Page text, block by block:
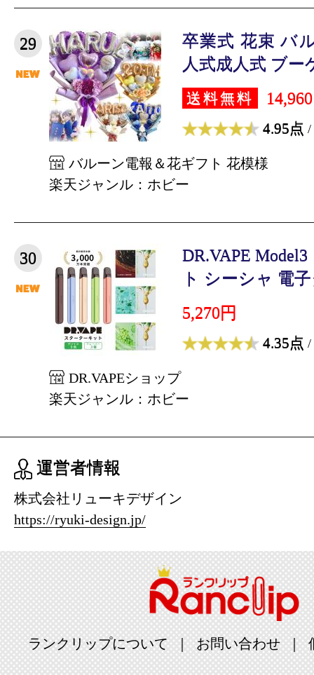
29
卒業式 花束 バ
人式成人式 ブ
送料無料
4.95点 /
バルーン電報＆花ギフト 花模様
楽天ジャンル：ホビー
30
DR.VAPE
ト シーシャ 電
5,270円
4.35点 /
DR.VAPEショップ
楽天ジャンル：ホビー
運営者情報
株式会社リューキデザイン
https://ryuki-design.jp/
ランクリップについて お問い合わせ